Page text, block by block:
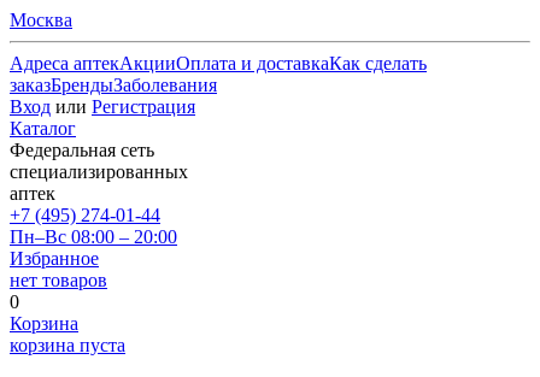
Москва
Адреса аптекАкцииОплата и доставкаКак сделать
заказБрендыЗаболевания
Вход или Регистрация
Каталог
Федеральная сеть
специализированных
аптек
+7 (495) 274-01-44
Пн–Вс 08:00 – 20:00
Избранное
нет товаров
0
Корзина
корзина пуста